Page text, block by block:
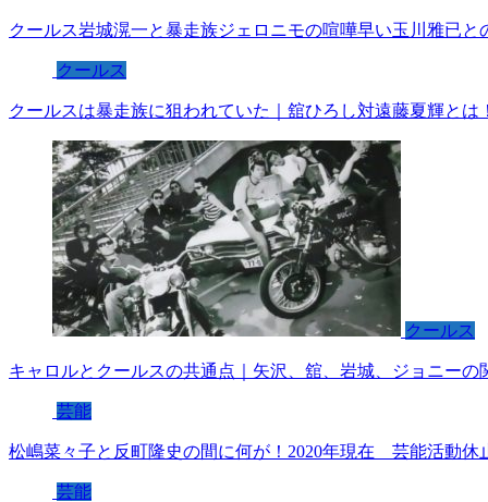
クールス岩城滉一と暴走族ジェロニモの喧嘩早い玉川雅已と
クールス
クールスは暴走族に狙われていた｜舘ひろし対遠藤夏輝とは！
クールス
キャロルとクールスの共通点｜矢沢、舘、岩城、ジョニーの
芸能
松嶋菜々子と反町隆史の間に何が！2020年現在 芸能活動休
芸能